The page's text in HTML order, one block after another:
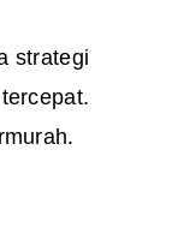
strategi